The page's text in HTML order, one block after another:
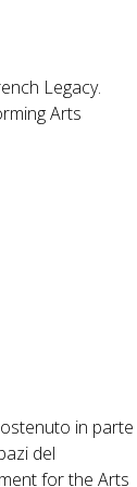
Legacy.
Arts
in parte
del
for the Arts